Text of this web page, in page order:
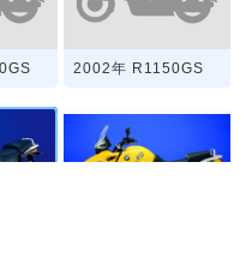
2002年 R1150GS